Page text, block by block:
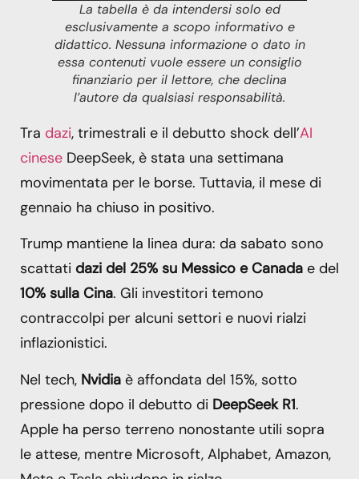
La tabella è da intendersi solo ed
esclusivamente a scopo informativo e
didattico. Nessuna informazione o dato in
essa contenuti vuole essere un consiglio
finanziario per il lettore, che declina
l’autore da qualsiasi responsabilità.
Tra dazi, trimestrali e il debutto shock dell’AI
cinese DeepSeek, è stata una settimana
movimentata per le borse. Tuttavia, il mese di
gennaio ha chiuso in positivo.
Trump mantiene la linea dura: da sabato sono
scattati dazi del 25% su Messico e Canada e del
10% sulla Cina. Gli investitori temono
contraccolpi per alcuni settori e nuovi rialzi
inflazionistici.
Nel tech, Nvidia è affondata del 15%, sotto
pressione dopo il debutto di DeepSeek R1.
Apple ha perso terreno nonostante utili sopra
le attese, mentre Microsoft, Alphabet, Amazon,